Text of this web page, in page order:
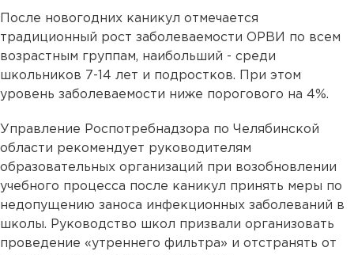
После новогодних каникул отмечается
традиционный рост заболеваемости ОРВИ по всем
возрастным группам, наибольший - среди
школьников 7-14 лет и подростков. При этом
уровень заболеваемости ниже порогового на 4%.
Управление Роспотребнадзора по Челябинской
области рекомендует руководителям
образовательных организаций при возобновлении
учебного процесса после каникул принять меры по
недопущению заноса инфекционных заболеваний в
школы. Руководство школ призвали организовать
проведение «утреннего фильтра» и отстранять от